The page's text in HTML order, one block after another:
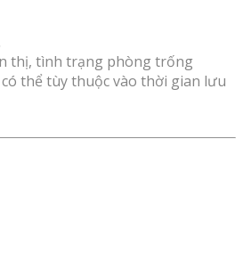
thị, tình trạng phòng trống
thể tùy thuộc vào thời gian lưu